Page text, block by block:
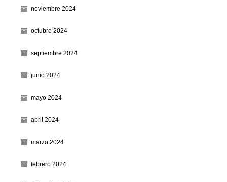
noviembre 2024
octubre 2024
septiembre 2024
junio 2024
mayo 2024
abril 2024
marzo 2024
febrero 2024